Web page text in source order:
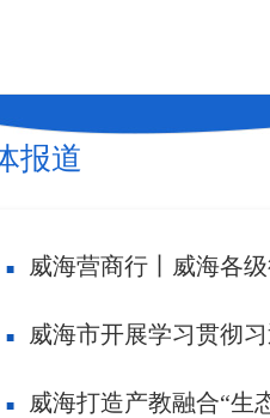
报道
威海营商行丨威海各级行政执法机
威海市开展学习贯彻习近平新时代中国特色社会主义思
威海打造产教融合“生态圈